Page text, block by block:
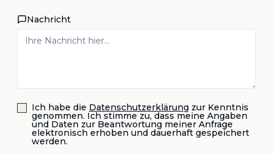
Nachricht
Ich habe die Datenschutzerklärung zur Kenntnis
genommen. Ich stimme zu, dass meine Angaben
und Daten zur Beantwortung meiner Anfrage
elektronisch erhoben und dauerhaft gespeichert
werden.